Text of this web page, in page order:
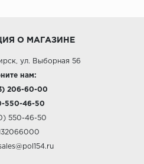
О МАГАЗИНЕ
ул. Выборная 56
нам:
206-60-00
550-46-50
550-46-50